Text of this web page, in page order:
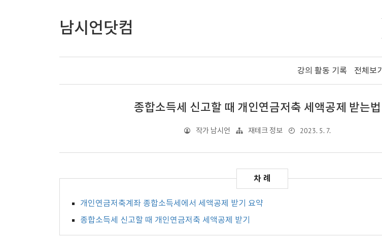
남시언닷컴
강의 활동 기록 전체보기
종합소득세 신고할 때 개인연금저축 세액공제 받는법
작가 남시언 재테크 정보 2023. 5. 7.
개인연금저축계좌 종합소득세에서 세액공제 받기 요약
종합소득세 신고할 때 개인연금저축 세액공제 받기